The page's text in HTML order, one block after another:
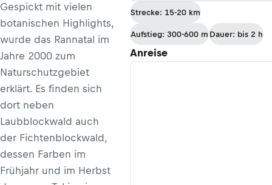
Gespickt mit vielen
botanischen Highlights,
wurde das Rannatal im
Jahre 2000 zum
Naturschutzgebiet
erklärt. Es finden sich
dort neben
Laubblockwald auch
der Fichtenblockwald,
dessen Farben im
Frühjahr und im Herbst
Strecke: 15-20 km
Aufstieg: 300-600 m Dauer: bis 2 h
Anreise